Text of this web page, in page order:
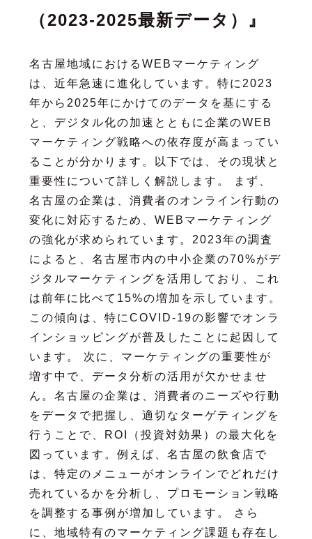
（2023-2025最新データ）』
名古屋地域におけるWEBマーケティング
は、近年急速に進化しています。特に2023
年から2025年にかけてのデータを基にする
と、デジタル化の加速とともに企業のWEB
マーケティング戦略への依存度が高まってい
ることが分かります。以下では、その現状と
重要性について詳しく解説します。 まず、
名古屋の企業は、消費者のオンライン行動の
変化に対応するため、WEBマーケティング
の強化が求められています。2023年の調査
によると、名古屋市内の中小企業の70%がデ
ジタルマーケティングを活用しており、これ
は前年に比べて15%の増加を示しています。
この傾向は、特にCOVID-19の影響でオンラ
インショッピングが普及したことに起因して
います。 次に、マーケティングの重要性が
増す中で、データ分析の活用が欠かせませ
ん。名古屋の企業は、消費者のニーズや行動
をデータで把握し、適切なターゲティングを
行うことで、ROI（投資対効果）の最大化を
図っています。例えば、名古屋の飲食店で
は、特定のメニューがオンラインでどれだけ
売れているかを分析し、プロモーション戦略
を調整する事例が増加しています。 さら
に、地域特有のマーケティング課題も存在し